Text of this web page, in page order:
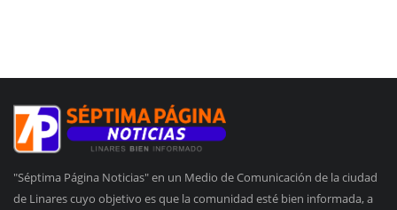
"Séptima Página Noticias" en un Medio de Comunicación de la ciudad
de Linares cuyo objetivo es que la comunidad esté bien informada, a